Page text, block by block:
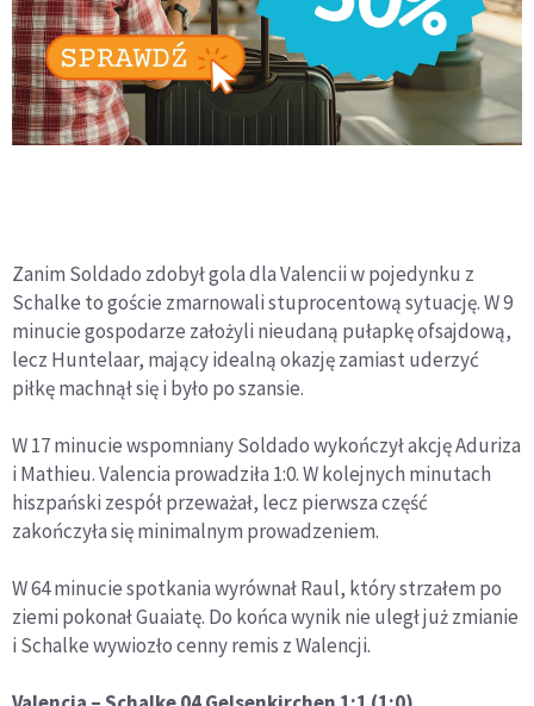
Zanim Soldado zdobył gola dla Valencii w pojedynku z
Schalke to goście zmarnowali stuprocentową sytuację. W 9
minucie gospodarze założyli nieudaną pułapkę ofsajdową,
lecz Huntelaar, mający idealną okazję zamiast uderzyć
piłkę machnął się i było po szansie.
W 17 minucie wspomniany Soldado wykończył akcję Aduriza
i Mathieu. Valencia prowadziła 1:0. W kolejnych minutach
hiszpański zespół przeważał, lecz pierwsza część
zakończyła się minimalnym prowadzeniem.
W 64 minucie spotkania wyrównał Raul, który strzałem po
ziemi pokonał Guaiatę. Do końca wynik nie uległ już zmianie
i Schalke wywiozło cenny remis z Walencji.